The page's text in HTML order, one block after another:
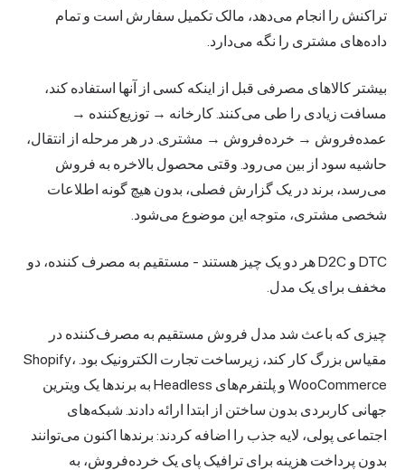
را انجام می‌دهد، مالک تکمیل سفارش است و تمام
مشتری را نگه می‌دارد.
کالاهای مصرفی قبل از اینکه کسی از آنها استفاده کند،
زیادی را طی می‌کنند. کارخانه → توزیع‌کننده →
→ خرده‌فروش → مشتری. در هر مرحله از انتقال،
سود از بین می‌رود. وقتی محصول بالاخره به فروش
برند در یک گزارش فصلی، بدون هیچ گونه اطلاعات
مشتری، متوجه این موضوع می‌شود.
DTC و D2C هر دو یک چیز هستند - مستقیم به مصرف کننده، دو
برای یک مدل.
که باعث شد مدل فروش مستقیم به مصرف‌کننده در
مقیاس بزرگ کار کند، زیرساخت تجارت الکترونیک بود. Shopify،
WooCommerce و پلتفرم‌های Headless به برندها یک ویترین
کاربردی بدون ساختن از ابتدا ارائه دادند. شبکه‌های
پولی، لایه جذب را اضافه کردند: برندها اکنون می‌توانند
پرداخت هزینه برای ترافیک پای یک خرده‌فروش، به